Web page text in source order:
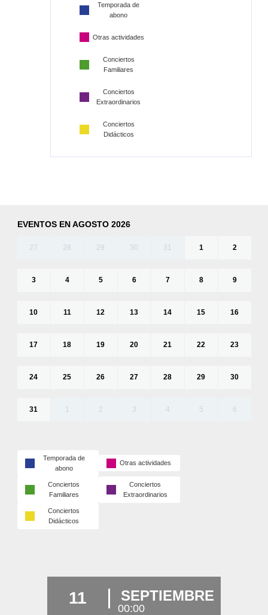
Temporada de
abono
Otras actividades
Conciertos
Familiares
Conciertos
Extraordinarios
Conciertos
Didácticos
EVENTOS EN AGOSTO 2026
27 28 29 30 31 1 2
3 4 5 6 7 8 9
10 11 12 13 14 15 16
17 18 19 20 21 22 23
24 25 26 27 28 29 30
31 1 2 3 4 5 6
Temporada de
abono
Otras actividades
Conciertos
Familiares
Conciertos
Extraordinarios
Conciertos
Didácticos
11 SEPTIEMBRE
00:00